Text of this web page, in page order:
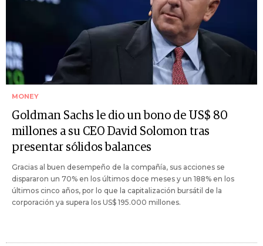
MONEY
Goldman Sachs le dio un bono de US$ 80
millones a su CEO David Solomon tras
presentar sólidos balances
Gracias al buen desempeño de la compañía, sus acciones se
dispararon un 70% en los últimos doce meses y un 188% en los
últimos cinco años, por lo que la capitalización bursátil de la
corporación ya supera los US$ 195.000 millones.